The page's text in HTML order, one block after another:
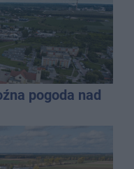
pogoda nad